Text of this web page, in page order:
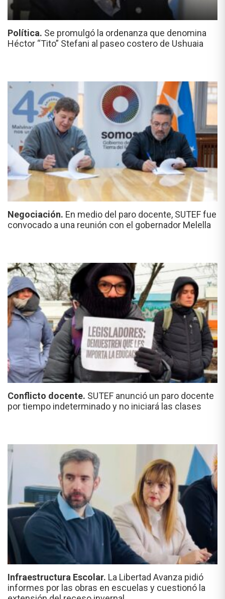
Política. Se promulgó la ordenanza que denomina
Héctor “Tito” Stefani al paseo costero de Ushuaia
Negociación. En medio del paro docente, SUTEF fue
convocado a una reunión con el gobernador Melella
Conflicto docente. SUTEF anunció un paro docente
por tiempo indeterminado y no iniciará las clases
Infraestructura Escolar. La Libertad Avanza pidió
informes por las obras en escuelas y cuestionó la